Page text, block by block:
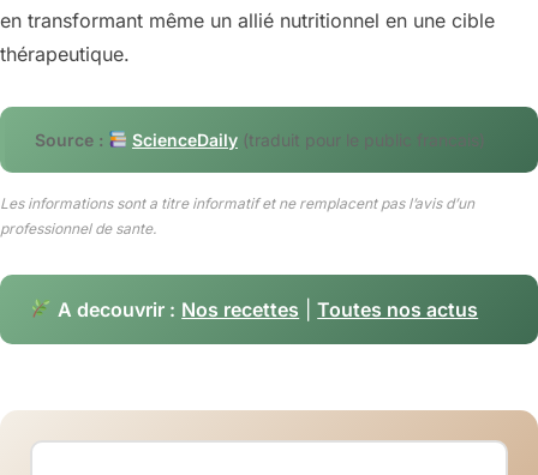
en transformant même un allié nutritionnel en une cible
thérapeutique.
Source : ScienceDaily(traduit pour le public francais)
Les informations sont a titre informatif et ne remplacent pas l’avis d’un
professionnel de sante.
A decouvrir : Nos recettes |Toutes nos actus